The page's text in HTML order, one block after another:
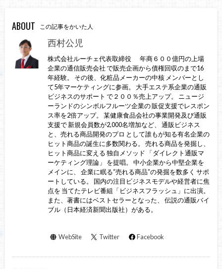
ABOUT この記事をかいた人
西村公児
株式会社ルーチェ代表取締役 年商６００億円の上場
企業の通信販売会社 で販売企画から債権回収のまで16
年経験。 その後、化粧品メーカーの中核 メンバーとし
て5年マーケティングに参画。 大手エステ系企業の通販
ビジネスのサポート で２００％売上アップ。 ニュージ
ーランドのシンボルフルーツ企業の 販促支援でレスポン
ス率を2倍アップ。 某健康食品会社の事業開発及び通販
支援で 新規会員数が2,000名増加など、 通販ビジネス
と、売れる商品開発のプロ として誰もが知る有名企業の
ヒット商品の誕生に多数関わる。 売れる商品を発掘し、
ヒット商品に変える 独自メソッド 「ダイレクト通販マ
ーケティング理論」 を提唱。 中小企業から中堅企業を
メインに、 企業に眠る“売れる商品”の発掘を数多く サポ
ートしている。 国内の注目ビジネスモデルや経営者に焦
点を 当てたテレビ番組「ビジネスフラッシュ」に出演。
また、著書にはベストセラーとなった、 伝説の通販バイ
ブル（日本経済新聞出版社）がある。
WebSite Twitter Facebook